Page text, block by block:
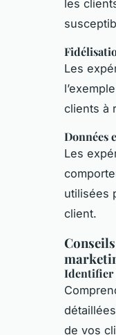
les
Les
clients à
Données
Les
utilisées
client.
Identifier
de vos